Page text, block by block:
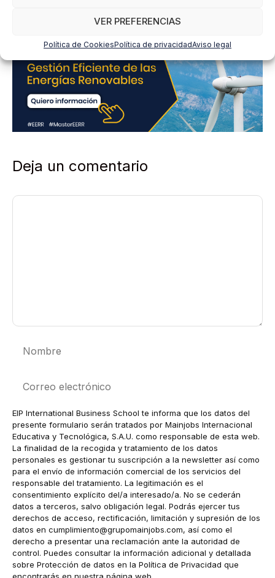
VER PREFERENCIAS
Política de CookiesPolítica de privacidadAviso legal
Deja un comentario
Comentario
electrónico
EIP International Business School te informa que los datos del
presente formulario serán tratados por Mainjobs Internacional
Educativa y Tecnológica, S.A.U. como responsable de esta web.
La finalidad de la recogida y tratamiento de los datos
personales es gestionar tu suscripción a la newsletter así como
para el envío de información comercial de los servicios del
responsable del tratamiento. La legitimación es el
consentimiento explícito del/a interesado/a. No se cederán
datos a terceros, salvo obligación legal. Podrás ejercer tus
derechos de acceso, rectificación, limitación y supresión de los
datos en cumplimiento@grupomainjobs.com, así como el
derecho a presentar una reclamación ante la autoridad de
control. Puedes consultar la información adicional y detallada
sobre Protección de datos en la Política de Privacidad que